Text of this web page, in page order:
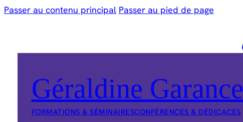
Passer au contenu principal Passer au pied de page
Géraldine Garance
FORMATIONS & SÉMINAIRESCONFÉRENCES & DÉDICACES